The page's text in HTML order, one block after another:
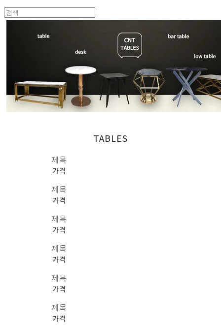
TABLES
제목
가격
제목
가격
제목
가격
제목
가격
제목
가격
제목
가격